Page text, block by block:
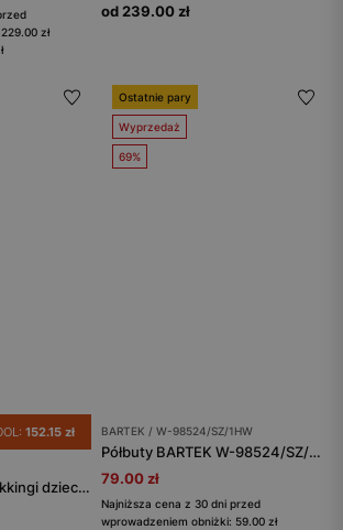
zł
od 239.00 zł
152.15 zł
Beżowo-czarne trekkingi dziecięce z membraną Nano-Tex™ BARTEK 87011-44
Ostatnie pary
Wyprzedaż
69%
BARTEK / W-98524/SZ/1HW
Półbuty BARTEK W-98524/SZ/1HW, dla dziewcząt, czarny
79.00 zł
Najniższa cena z 30 dni przed
wprowadzeniem obniżki: 59.00 zł